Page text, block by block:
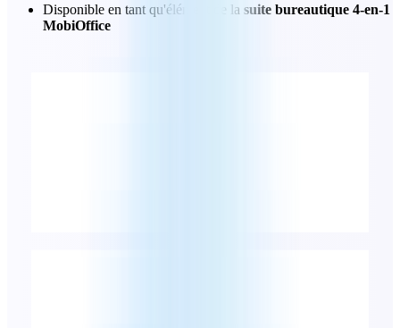
Disponible en tant qu'élément de la suite bureautique 4-en-1
MobiOffice